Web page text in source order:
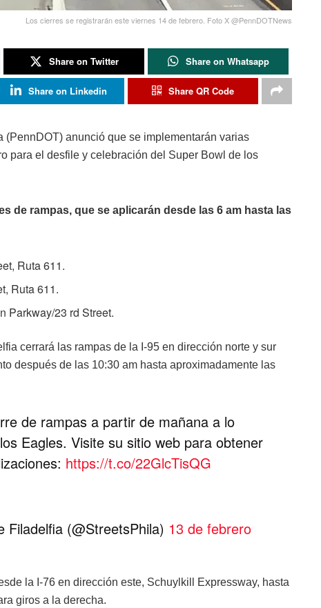
Los cierres se registrarán este viernes 14 de febrero. Foto X @PennDOTNews
Share on Twitter Share on Whatsapp
Share on Linkedin Share QR Code
anunció que se implementarán varias
para el desfile y celebración del Super Bowl de los
de rampas, que se aplicarán desde las 6 am hasta las
Ruta 611.
Ruta 611.
Parkway/23 rd Street.
cerrará las rampas de la I-95 en dirección norte y sur
después de las 10:30 am hasta aproximadamente las
de rampas a partir de mañana a lo
Eagles. Visite su sitio web para obtener
https://t.co/22GlcTisQG
(@StreetsPhila) 13 de febrero
la I-76 en dirección este, Schuylkill Expressway, hasta
giros a la derecha.